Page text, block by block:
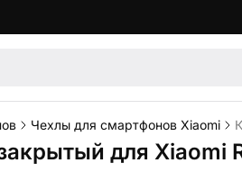
Чехлы для смартфонов Xiaomi
для Xiaomi